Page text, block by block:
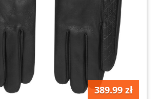
389.99 zł